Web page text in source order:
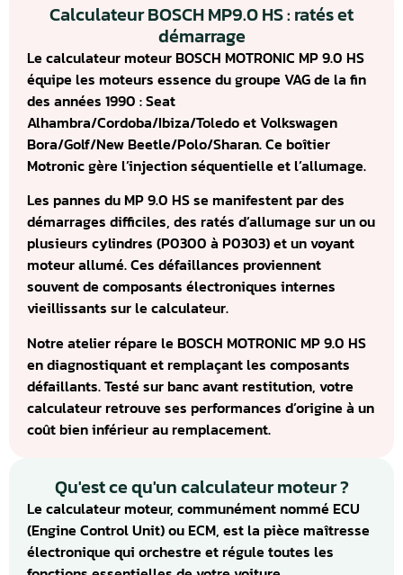
Calculateur BOSCH MP9.0 HS : ratés et
démarrage
Le calculateur moteur BOSCH MOTRONIC MP 9.0 HS
équipe les moteurs essence du groupe VAG de la fin
des années 1990 : Seat
Alhambra/Cordoba/Ibiza/Toledo et Volkswagen
Bora/Golf/New Beetle/Polo/Sharan. Ce boîtier
Motronic gère l’injection séquentielle et l’allumage.
Les pannes du MP 9.0 HS se manifestent par des
démarrages difficiles, des ratés d’allumage sur un ou
plusieurs cylindres (P0300 à P0303) et un voyant
moteur allumé. Ces défaillances proviennent
souvent de composants électroniques internes
vieillissants sur le calculateur.
Notre atelier répare le BOSCH MOTRONIC MP 9.0 HS
en diagnostiquant et remplaçant les composants
défaillants. Testé sur banc avant restitution, votre
calculateur retrouve ses performances d’origine à un
coût bien inférieur au remplacement.
Qu'est ce qu'un calculateur moteur ?
Le calculateur moteur, communément nommé ECU
(Engine Control Unit) ou ECM, est la pièce maîtresse
électronique qui orchestre et régule toutes les